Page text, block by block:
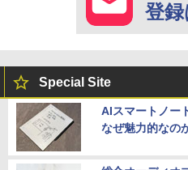
登
Special Site
AIスマートノー
なぜ魅力的なの